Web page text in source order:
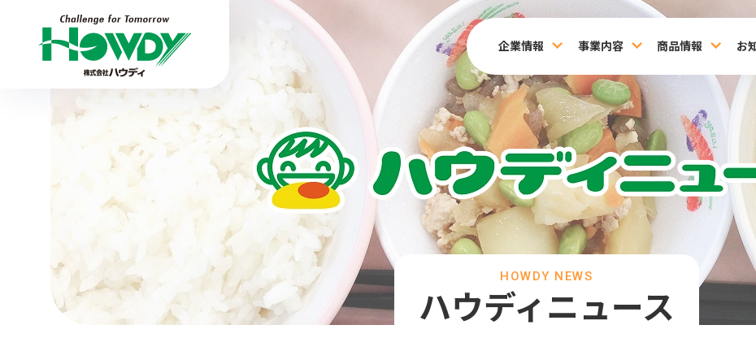
企業情報 事業内容 商品情報 お
ハウディニュース
HOWDY NEWS